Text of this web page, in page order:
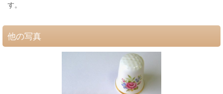
す。
他の写真